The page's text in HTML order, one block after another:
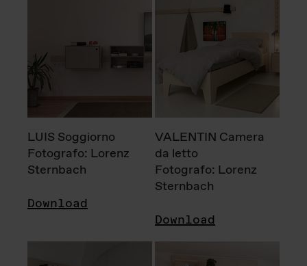
LUIS Soggiorno
Fotografo: Lorenz
Sternbach
Download
VALENTIN Camera
da letto
Fotografo: Lorenz
Sternbach
Download